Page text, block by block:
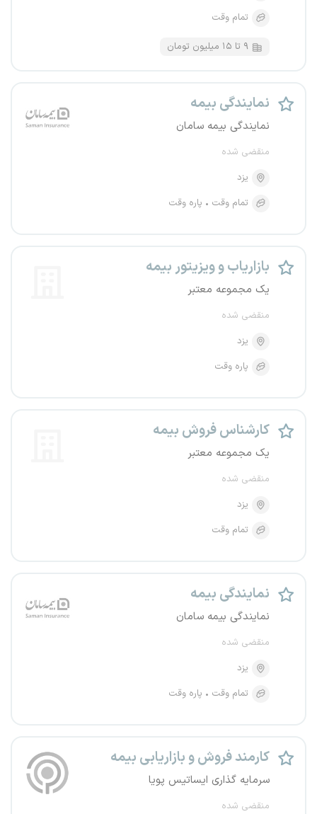
تمام وقت
۹ تا ۱۵ میلیون تومان
نمایندگی بیمه
نمایندگی بیمه سامان
منقضی شده
یزد
تمام وقت
پاره وقت
بازاریاب و ویزیتور بیمه
یک مجموعه معتبر
منقضی شده
یزد
پاره وقت
کارشناس فروش بیمه
یک مجموعه معتبر
منقضی شده
یزد
تمام وقت
نمایندگی بیمه
نمایندگی بیمه سامان
منقضی شده
یزد
تمام وقت
پاره وقت
کارمند فروش و بازاریابی بیمه
سرمایه گذاری ایساتیس پویا
منقضی شده